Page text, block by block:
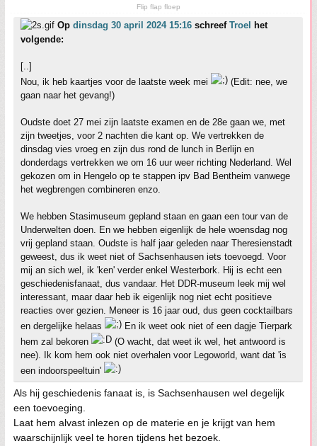
Flip flap floep
Op dinsdag 30 april 2024 15:16 schreef Troel
het
volgende:
[..]
Nou, ik heb kaartjes voor de laatste week mei
(Edit: nee, we
gaan naar het gevang!)
Oudste doet 27 mei zijn laatste examen en de 28e gaan we, met
zijn tweetjes, voor 2 nachten die kant op. We vertrekken de
dinsdag vies vroeg en zijn dus rond de lunch in Berlijn en
donderdags vertrekken we om 16 uur weer richting Nederland. Wel
gekozen om in Hengelo op te stappen ipv Bad Bentheim vanwege
het wegbrengen combineren enzo.
We hebben Stasimuseum gepland staan en gaan een tour van de
Underwelten doen. En we hebben eigenlijk de hele woensdag nog
vrij gepland staan. Oudste is half jaar geleden naar Theresienstadt
geweest, dus ik weet niet of Sachsenhausen iets toevoegd. Voor
mij an sich wel, ik 'ken' verder enkel Westerbork. Hij is echt een
geschiedenisfanaat, dus vandaar. Het DDR-museum leek mij wel
interessant, maar daar heb ik eigenlijk nog niet echt positieve
reacties over gezien. Meneer is 16 jaar oud, dus geen cocktailbars
en dergelijke helaas
En ik weet ook niet of een dagje Tierpark
hem zal bekoren
(O wacht, dat weet ik wel, het antwoord is
nee). Ik kom hem ook niet overhalen voor Legoworld, want dat 'is
een indoorspeeltuin'
Als hij geschiedenis fanaat is, is Sachsenhausen wel degelijk
een toevoeging.
Laat hem alvast inlezen op de materie en je krijgt van hem
waarschijnlijk veel te horen tijdens het bezoek.